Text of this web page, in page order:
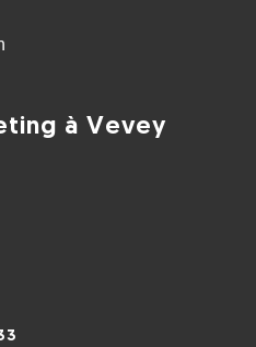
à Vevey